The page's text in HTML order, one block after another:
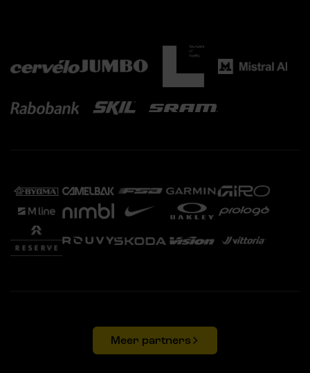
Meer partners